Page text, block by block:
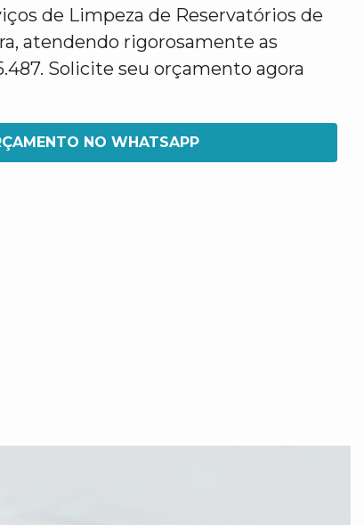
de Limpeza de Reservatórios de
atendendo rigorosamente as
Solicite seu orçamento agora
NO WHATSAPP